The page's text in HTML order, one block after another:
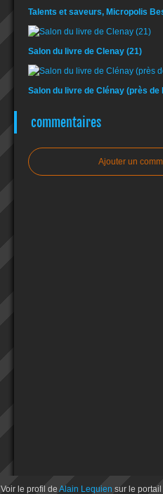
Talents et saveurs, Micropolis
Salon du livre de Clenay (21)
Salon du livre de Clénay (près de
commentaires
Ajouter un
Voir le profil de Alain Lequien sur le